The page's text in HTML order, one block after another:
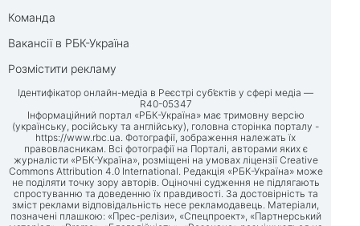
Команда
Вакансії в РБК-Україна
Розмістити рекламу
Ідентифікатор онлайн-медіа в Реєстрі суб’єктів у сфері медіа —
R40-05347
Інформаційний портал «РБК-Україна» має тримовну версію
(українську, російську та англійську), головна сторінка порталу -
https://www.rbc.ua. Фотографії, зображення належать їх
правовласникам. Всі фотографії на Порталі, авторами яких є
журналісти «РБК-Україна», розміщені на умовах ліцензії Creative
Commons Attribution 4.0 International. Редакція «РБК-Україна» може
не поділяти точку зору авторів. Оціночні судження не підлягають
спростуванню та доведенню їх правдивості. За достовірність та
зміст реклами відповідальність несе рекламодавець. Матеріали,
позначені плашкою: «Прес-релізи», «Спецпроект», «Партнерський